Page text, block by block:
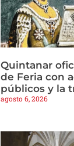
Quintanar
de Feria con
públicos y la
agosto 6, 2026